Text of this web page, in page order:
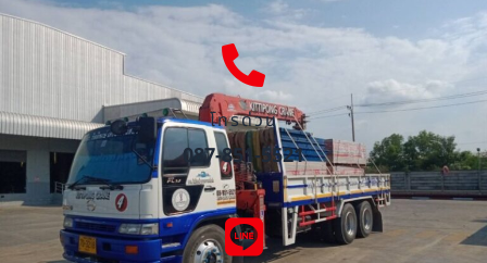
โทรด่วน
087-851-5521